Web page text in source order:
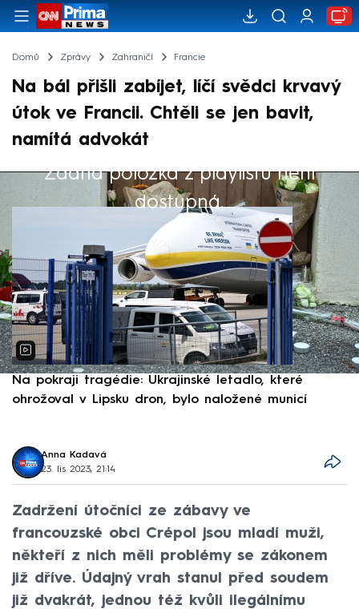
Domů Zprávy Zahraničí Francie
Na bál přišli zabíjet, líčí svědci krvavý
útok ve Francii. Chtěli se jen bavit,
namítá advokát
Žádná položka z playlistu není
dostupná.
Výběr redakce
Na pokraji tragédie: Ukrajinské letadlo, které
ohrožoval v Lipsku dron, bylo naložené municí
Anna Kadavá
23. lis 2023, 21:14
Zadržení útočníci ze zábavy ve
francouzské obci Crépol jsou mladí muži,
někteří z nich měli problémy se zákonem
již dříve. Údajný vrah stanul před soudem
již dvakrát, jednou též kvůli ilegálnímu